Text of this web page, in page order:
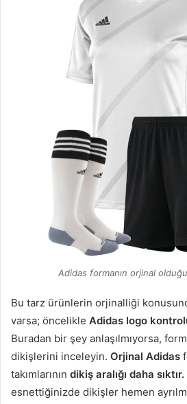
Adidas formanın orjinal olduğu
Bu tarz ürünlerin orjinalliği
varsa; öncelikle Adidas logo
Buradan bir şey anlaşılmıyorsa,
dikişlerini inceleyin. Orjinal Adidas
takımlarının dikiş aralığı daha sıktır.
esnettiğinizde dikişler hemen